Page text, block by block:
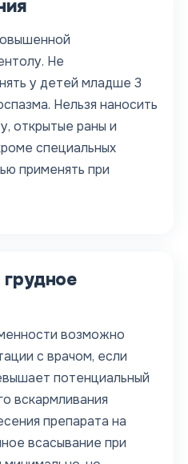
Не
у детей младше 3
Нельзя наносить
открытые раны и
специальных
применять при
возможно
с врачом, если
потенциальный
вскармливания
препарата на
всасывание при